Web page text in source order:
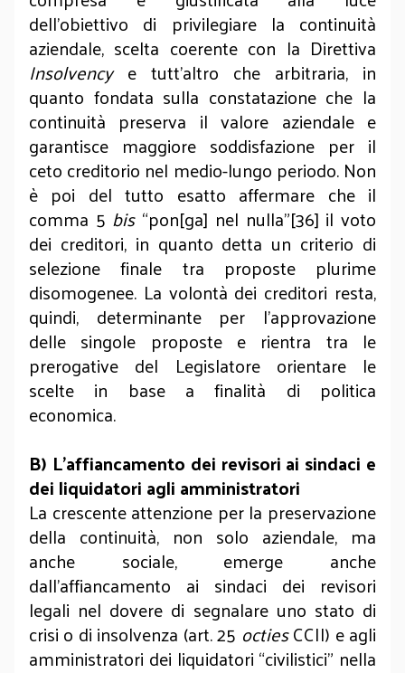
dell’obiettivo di privilegiare la continuità
aziendale, scelta coerente con la Direttiva
Insolvencye tutt’altro che arbitraria, in
quanto fondata sulla constatazione che la
continuità preserva il valore aziendale e
garantisce maggiore soddisfazione per il
ceto creditorio nel medio-lungo periodo. Non
è poi del tutto esatto affermare che il
comma 5 bis“pon[ga] nel nulla”[36] il voto
dei creditori, in quanto detta un criterio di
selezione finale tra proposte plurime
disomogenee. La volontà dei creditori resta,
quindi, determinante per l’approvazione
delle singole proposte e rientra tra le
prerogative del Legislatore orientare le
scelte in base a finalità di politica
economica.
B) L’affiancamento dei revisori ai sindaci e
dei liquidatori agli amministratori
La crescente attenzione per la preservazione
della continuità, non solo aziendale, ma
anche sociale, emerge anche
dall’affiancamento ai sindaci dei revisori
legali nel dovere di segnalare uno stato di
crisi o di insolvenza (art. 25 octiesCCII) e agli
amministratori dei liquidatori “civilistici” nella